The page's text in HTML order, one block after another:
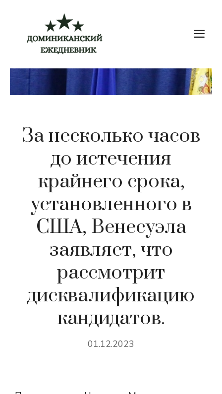
содержимому
За несколько часов
до истечения
крайнего срока,
установленного в
США, Венесуэла
заявляет, что
рассмотрит
дисквалификацию
кандидатов.
01.12.2023